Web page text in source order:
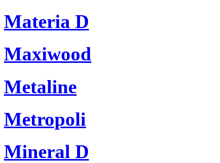
Materia D
Maxiwood
Metaline
Metropoli
Mineral D